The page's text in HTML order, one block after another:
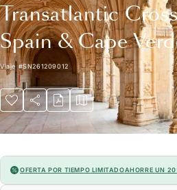
Transatlantic
Spain & Cape
Viaje #SN261209012
OFERTA POR TIEMPO LIMITADOAHORRE UN